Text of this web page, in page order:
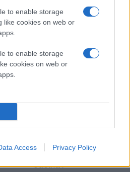
to enable storage
like cookies on web or
to enable storage
cookies on web or
Access Privacy Policy
πριν 1 ώρα
Ν. Χαρδαλιάς: Καμμία
αναδασωτέες και
πυρόπληκτες περιοχές
της Αττικής
Περιφέρειας Αττικής είναι
διασφάλιση των
φυσική αναγέννηση των
δασικών